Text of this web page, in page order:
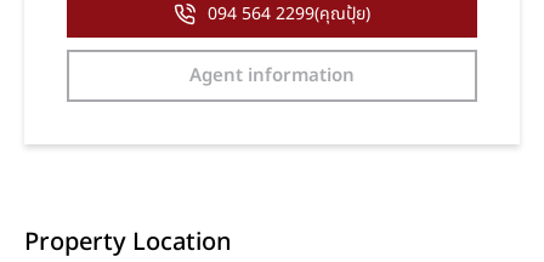
094 564 2299(คุณปุ้ย)
Agent information
Property Location